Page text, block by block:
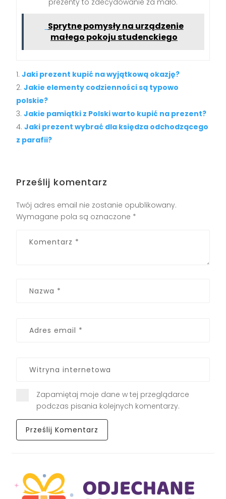
Sprytne pomysły na urządzenie
małego pokoju studenckiego
Jaki prezent kupić na wyjątkową okazję?
Jakie elementy codzienności są typowo
polskie?
Jakie pamiątki z Polski warto kupić na prezent?
Jaki prezent wybrać dla księdza odchodzącego
z parafii?
Prześlij komentarz
Twój adres email nie zostanie opublikowany.
Wymagane pola są oznaczone *
Zapamiętaj moje dane w tej przeglądarce
podczas pisania kolejnych komentarzy.